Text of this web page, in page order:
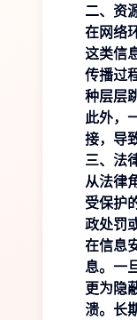
二、资
在网络
这类信
传播过
种层层
此外，
接，导
三、法
从法律
受保护
政处罚
在信息
息。一
更为隐
溃。长